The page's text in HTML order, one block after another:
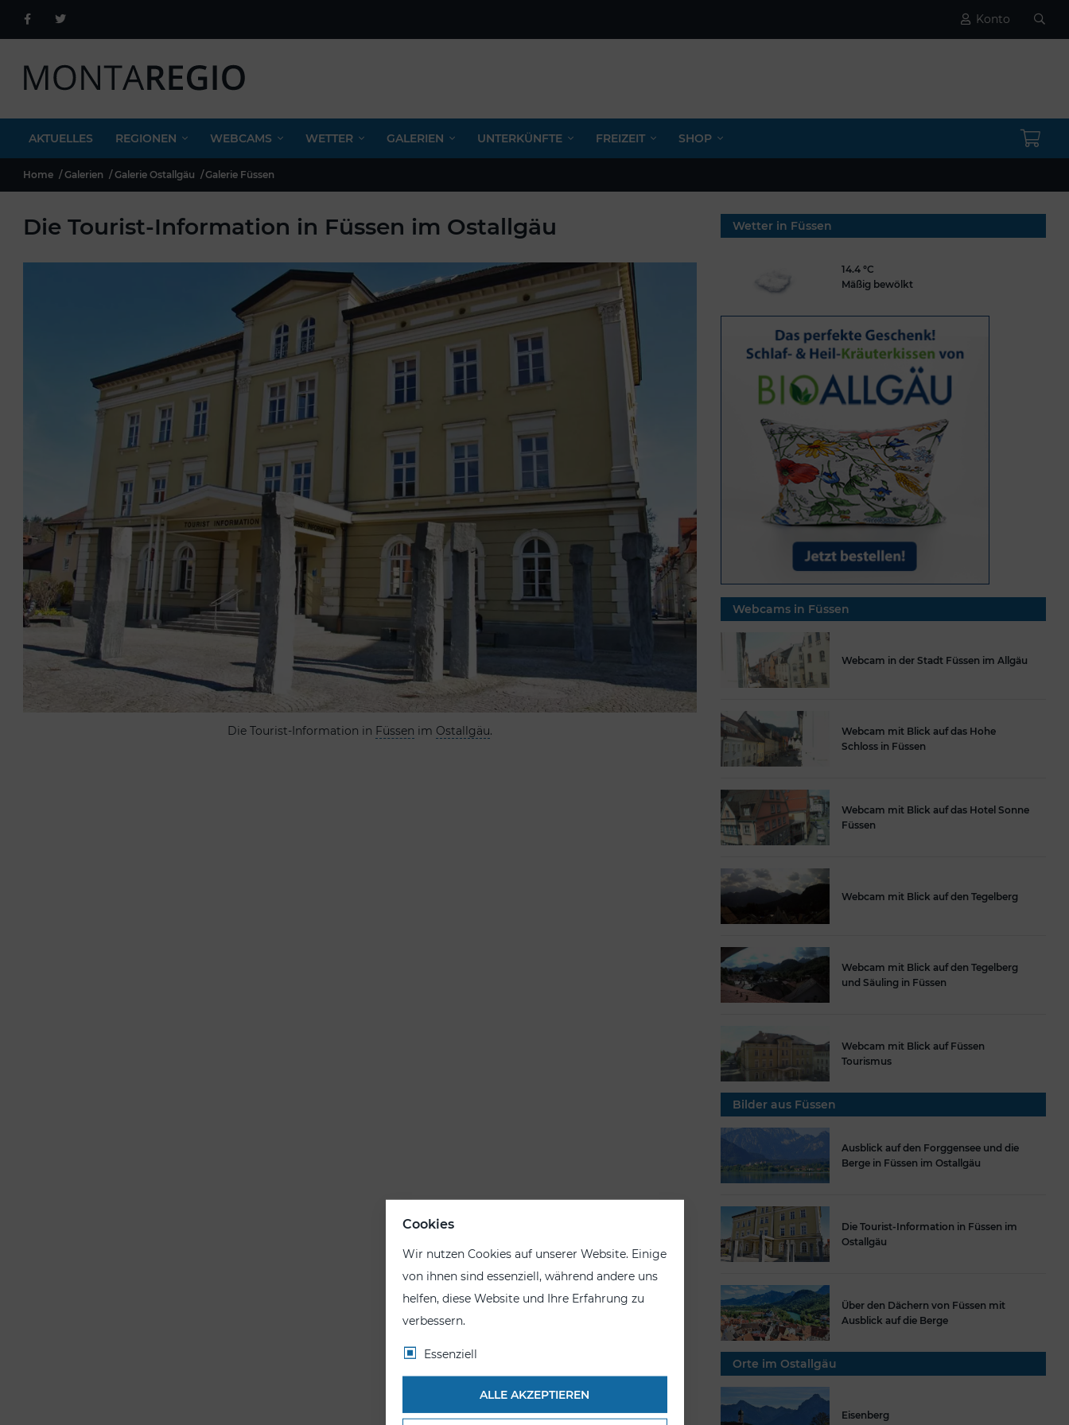
Konto
AKTUELLES REGIONEN WEBCAMS WETTER GALERIEN UNTERKÜNFTE FREIZEIT SHOP
Home Galerien Galerie Ostallgäu Galerie Füssen
Die Tourist-Information in Füssen im Ostallgäu
Die Tourist-Information in Füssen im Ostallgäu.
Wetter in Füssen
14.4 °C
Mäßig bewölkt
Webcams in Füssen
Webcam in der Stadt Füssen im Allgäu
Webcam mit Blick auf das Hohe
Schloss in Füssen
Webcam mit Blick auf das Hotel Sonne
Füssen
Webcam mit Blick auf den Tegelberg
Webcam mit Blick auf den Tegelberg
und Säuling in Füssen
Webcam mit Blick auf Füssen
Tourismus
Bilder aus Füssen
Ausblick auf den Forggensee und die
Berge in Füssen im Ostallgäu
Die Tourist-Information in Füssen im
Ostallgäu
Über den Dächern von Füssen mit
Ausblick auf die Berge
Orte im Ostallgäu
Eisenberg
Cookies
Wir nutzen Cookies auf unserer Website. Einige
von ihnen sind essenziell, während andere uns
helfen, diese Website und Ihre Erfahrung zu
verbessern.
Essenziell
ALLE AKZEPTIEREN